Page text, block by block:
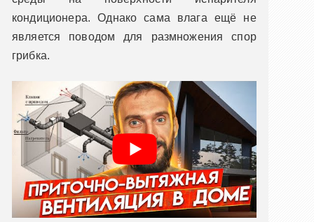
кондиционера. Однако сама влага ещё не
является поводом для размножения спор
грибка.